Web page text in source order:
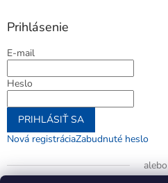
Prihlásenie
E-mail
Heslo
PRIHLÁSIŤ SA
Nová registráciaZabudnuté heslo
alebo